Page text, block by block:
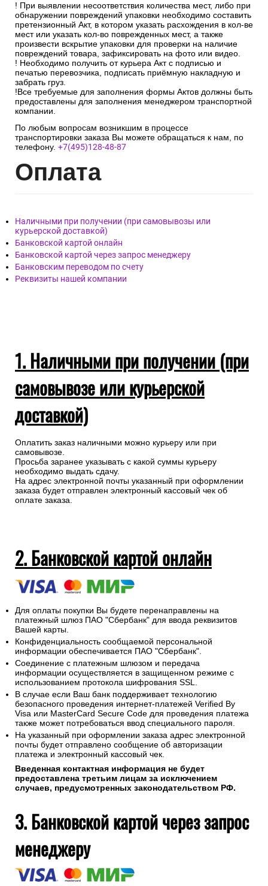
! При выявлении несоответствия количества мест, либо при
обнаружении повреждений упаковки необходимо составить
претензионный Акт, в котором указать расхождения в кол-ве
мест или указать кол-во поврежденных мест, а также
произвести вскрытие упаковки для проверки на наличие
повреждений товара, зафиксировать на фото или видео.
! Необходимо получить от курьера Акт с подписью и
печатью перевозчика, подписать приёмную накладную и
забрать груз.
!Все требуемые для заполнения формы Актов должны быть
предоставлены для заполнения менеджером транспортной
компании.
По любым вопросам возникшим в процессе
транспортировки заказа Вы можете обращаться к нам, по
телефону. +7(495)128-48-87
Оплата
Наличными при получении (при самовывозы или
курьерской доставкой)
Банковской картой онлайн
Банковской картой через запрос менеджеру
Банковским переводом по счету
Реквизиты нашей компании
1. Наличными при получении (при
самовывозе или курьерской
доставкой)
Оплатить заказ наличными можно курьеру или при
самовывозе.
Просьба заранее указывать с какой суммы курьеру
необходимо выдать сдачу.
На адрес электронной почты указанный при оформлении
заказа будет отправлен электронный кассовый чек об
оплате заказа.
2. Банковской картой онлайн
Для оплаты покупки Вы будете перенаправлены на
платежный шлюз ПАО "Сбербанк" для ввода реквизитов
Вашей карты.
Конфиденциальность сообщаемой персональной
информации обеспечивается ПАО "Сбербанк".
Соединение с платежным шлюзом и передача
информации осуществляется в защищенном режиме с
использованием протокола шифрования SSL.
В случае если Ваш банк поддерживает технологию
безопасного проведения интернет-платежей Verified By
Visa или MasterCard Secure Code для проведения платежа
также может потребоваться ввод специального пароля.
На указанный при оформлении заказа адрес электронной
почты будет отправлено сообщение об авторизации
платежа и электронный кассовый чек.
Введенная контактная информация не будет
предоставлена третьим лицам за исключением
случаев, предусмотренных законодательством РФ.
3. Банковской картой через запрос
менеджеру